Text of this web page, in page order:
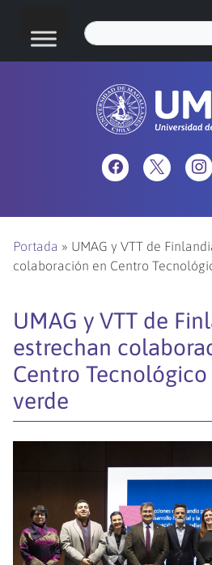
Portada » UMAG y VTT de
colaboración en Centro
UMAG y VTT de
estrechan
Centro
verde